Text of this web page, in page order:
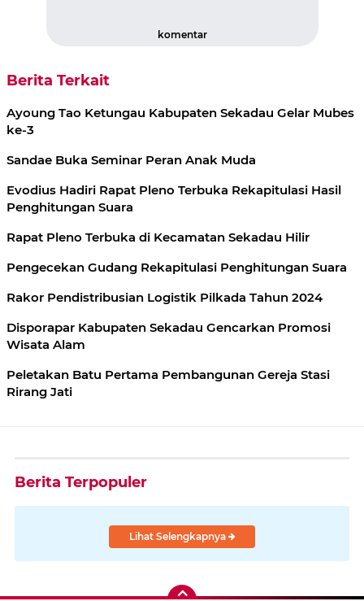
komentar
Berita Terkait
Ayoung Tao Ketungau Kabupaten Sekadau Gelar Mubes
ke-3
Sandae Buka Seminar Peran Anak Muda
Evodius Hadiri Rapat Pleno Terbuka Rekapitulasi Hasil
Penghitungan Suara
Rapat Pleno Terbuka di Kecamatan Sekadau Hilir
Pengecekan Gudang Rekapitulasi Penghitungan Suara
Rakor Pendistribusian Logistik Pilkada Tahun 2024
Disporapar Kabupaten Sekadau Gencarkan Promosi
Wisata Alam
Peletakan Batu Pertama Pembangunan Gereja Stasi
Rirang Jati
Berita Terpopuler
Lihat Selengkapnya